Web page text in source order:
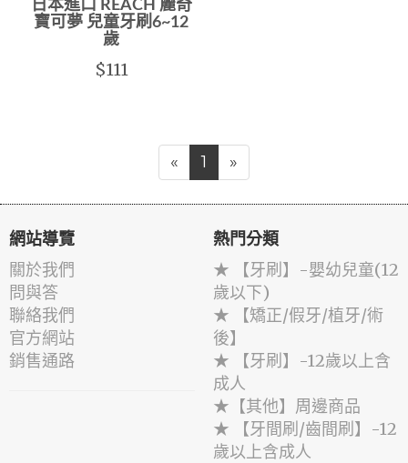
日本進口 REACH 麗奇
寶可夢 兒童牙刷6~12
歲
$111
« 1 »
網站導覽
關於我們
問與答
聯絡我們
官方網站
銷售通路
熱門分類
★ 【牙刷】-嬰幼兒童(12
歲以下)
★ 【矯正/假牙/植牙/術
後】
★ 【牙刷】-12歲以上含
成人
★【其他】周邊商品
★ 【牙間刷/齒間刷】-12
歲以上含成人